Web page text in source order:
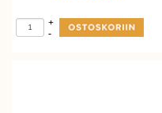
-
+